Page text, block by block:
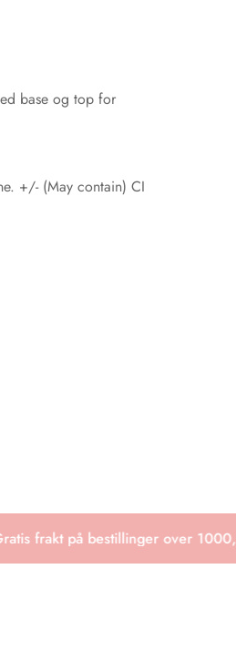
base og top for
+/- (May contain) CI
frakt på bestillinger over 1000,-